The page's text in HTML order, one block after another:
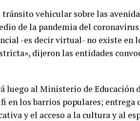
vehicular sobre las
de la pandemia del
-es decir virtual- no existe en
dijeron las entidades
luego al Ministerio de Educación
en los barrios populares; entrega
y el acceso a la cultura y al